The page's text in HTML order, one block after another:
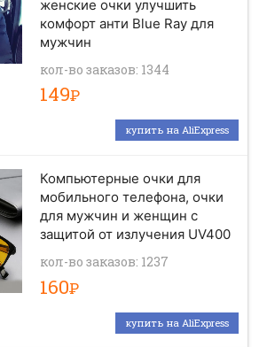
женские очки улучшить
комфорт анти Blue Ray для
мужчин
кол-во заказов: 1344
149Р
купить на AliExpress
Компьютерные очки для
мобильного телефона, очки
для мужчин и женщин с
защитой от излучения UV400
кол-во заказов: 1237
160Р
купить на AliExpress